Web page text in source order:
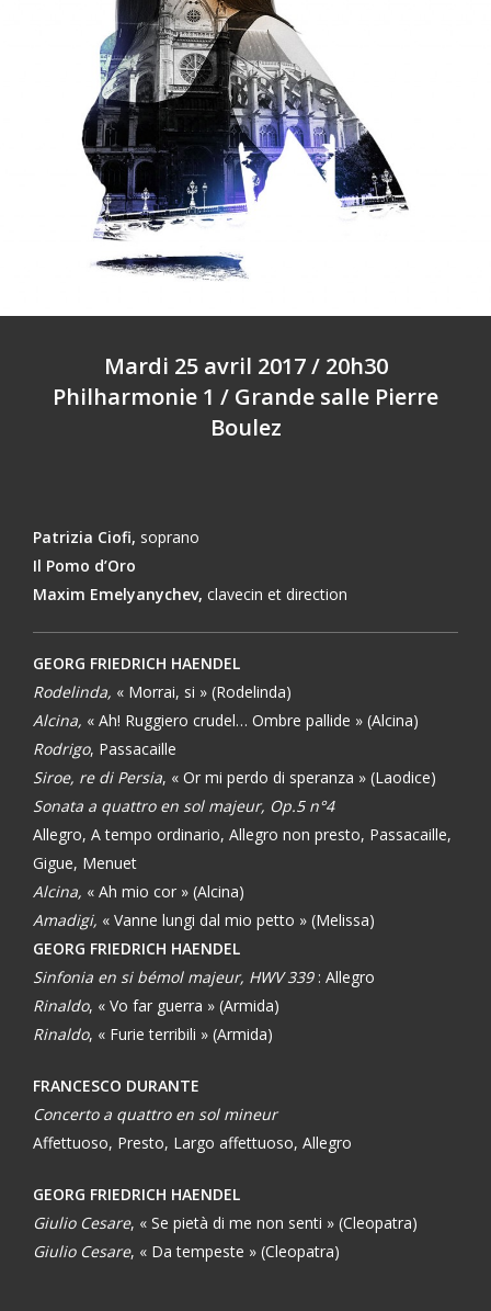
Mardi 25 avril 2017 / 20h30
Philharmonie 1 / Grande salle Pierre
Boulez
Patrizia Ciofi, soprano
Il Pomo d’Oro
Maxim Emelyanychev,clavecin et direction
GEORG FRIEDRICH HAENDEL
Rodelinda, « Morrai, si » (Rodelinda)
Alcina, « Ah! Ruggiero crudel… Ombre pallide » (Alcina)
Rodrigo, Passacaille
Siroe, re di Persia, « Or mi perdo di speranza » (Laodice)
Sonata a quattro en sol majeur, Op.5 n°4
Allegro, A tempo ordinario, Allegro non presto, Passacaille,
Gigue, Menuet
Alcina, « Ah mio cor » (Alcina)
Amadigi, « Vanne lungi dal mio petto » (Melissa)
GEORG FRIEDRICH HAENDEL
Sinfonia en si bémol majeur, HWV 339 : Allegro
Rinaldo, « Vo far guerra » (Armida)
Rinaldo, « Furie terribili » (Armida)
FRANCESCO DURANTE
Concerto a quattro en sol mineur
Affettuoso, Presto, Largo affettuoso, Allegro
GEORG FRIEDRICH HAENDEL
Giulio Cesare, « Se pietà di me non senti » (Cleopatra)
Giulio Cesare, « Da tempeste » (Cleopatra)